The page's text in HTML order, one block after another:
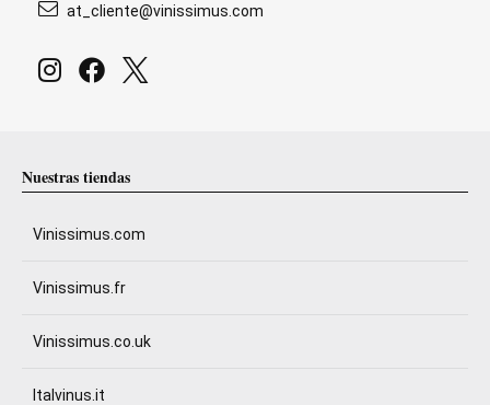
at_cliente@vinissimus.com
Nuestras tiendas
Vinissimus.com
Vinissimus.fr
Vinissimus.co.uk
Italvinus.it